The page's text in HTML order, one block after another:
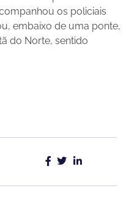
os policiais
embaixo de uma ponte,
do Norte, sentido